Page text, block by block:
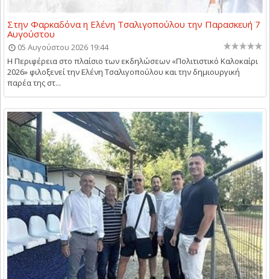
Στην Φαρκαδόνα η Ελένη Τσαλιγοπούλου την Παρασκευή 7
Αυγούστου
05 Αυγούστου 2026 19:44
Η Περιφέρεια στο πλαίσιο των εκδηλώσεων «Πολιτιστικό Καλοκαίρι
2026» φιλοξενεί την Ελένη Τσαλιγοπούλου και την δημιουργική
παρέα της στ...